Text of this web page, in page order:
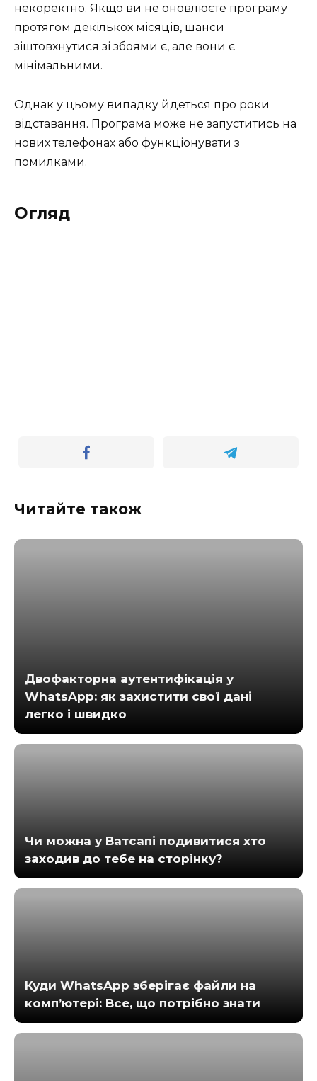
некоректно. Якщо ви не оновлюєте програму
протягом декількох місяців, шанси
зіштовхнутися зі збоями є, але вони є
мінімальними.
Однак у цьому випадку йдеться про роки
відставання. Програма може не запуститись на
нових телефонах або функціонувати з
помилками.
Огляд
Читайте також
Двофакторна аутентифікація у
WhatsApp: як захистити свої дані
легко і швидко
Чи можна у Ватсапі подивитися хто
заходив до тебе на сторінку?
Куди WhatsApp зберігає файли на
комп’ютері: Все, що потрібно знати